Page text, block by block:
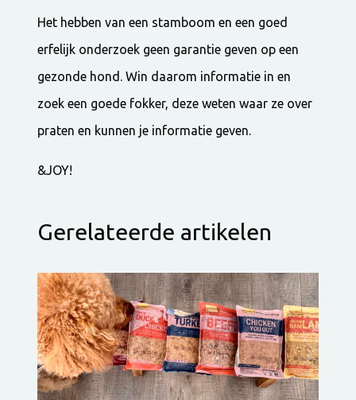
Het hebben van een stamboom en een goed
erfelijk onderzoek geen garantie geven op een
gezonde hond. Win daarom informatie in en
zoek een goede fokker, deze weten waar ze over
praten en kunnen je informatie geven.
&JOY!
Gerelateerde artikelen